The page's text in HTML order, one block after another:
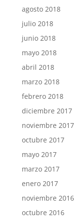
agosto 2018
julio 2018
junio 2018
mayo 2018
abril 2018
marzo 2018
febrero 2018
diciembre 2017
noviembre 2017
octubre 2017
mayo 2017
marzo 2017
enero 2017
noviembre 2016
octubre 2016